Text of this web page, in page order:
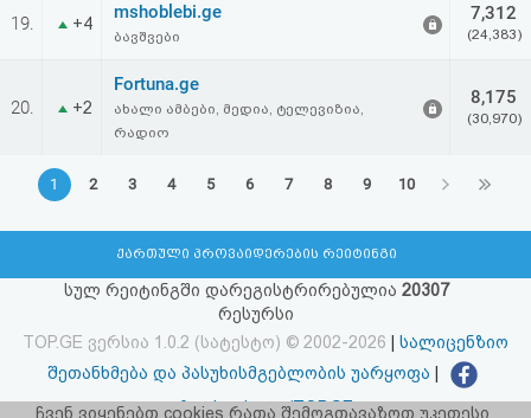
19. +4
mshoblebi.ge
ბავშვები
7,312
(24,383)
20. +2
Fortuna.ge
ახალი ამბები, მედია, ტელევიზია,
რადიო
8,175
(30,970)
1 2 3 4 5 6 7 8 9 10
ქართული პროვაიდერების რეიტინგი
სულ რეიტინგში დარეგისტრირებულია 20307
რესურსი
TOP.GE ვერსია 1.0.2 (სატესტო) © 2002-2026
სალიცენზიო
შეთანხმება და პასუხისმგებლობის უარყოფა
facebook.com/TOP.GE
ჩვენ ვიყენებთ cookies რათა შემოგთავაზოთ უკეთესი